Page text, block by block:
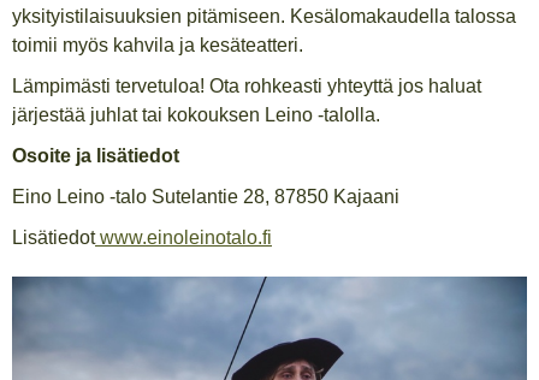
yksityistilaisuuksien pitämiseen. Kesälomakaudella talossa
toimii myös kahvila ja kesäteatteri.
Lämpimästi tervetuloa! Ota rohkeasti yhteyttä jos haluat
järjestää juhlat tai kokouksen Leino -talolla.
Osoite ja lisätiedot
Eino Leino -talo Sutelantie 28, 87850 Kajaani
Lisätiedotwww.einoleinotalo.fi